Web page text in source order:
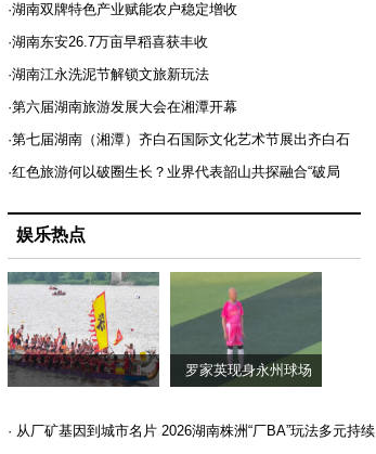
·湖南双牌特色产业赋能农户稳定增收
·湖南东安26.7万亩早稻喜获丰收
·湖南江永洗泥节解锁文旅新玩法
·第六届湖南旅游发展大会在湘潭开幕
·第七届湖南（湘潭）齐白石国际文化艺术节展出齐白石
·红色旅游何以破圈生长？业界代表韶山共探融合“破局
娱乐热点
罗家英现身永州球场
· 从厂矿基因到城市名片 2026湖南株洲“厂BA”玩法多元持续